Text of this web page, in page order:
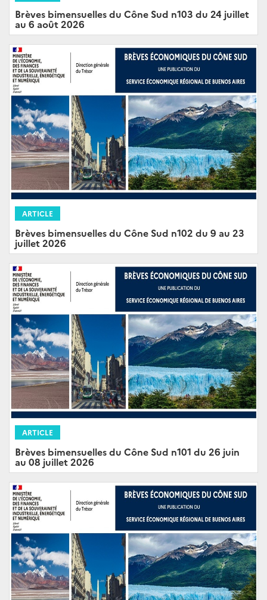
Brèves bimensuelles du Cône Sud n103 du 24 juillet
au 6 août 2026
ARTICLE
Brèves bimensuelles du Cône Sud n102 du 9 au 23
juillet 2026
ARTICLE
Brèves bimensuelles du Cône Sud n101 du 26 juin
au 08 juillet 2026